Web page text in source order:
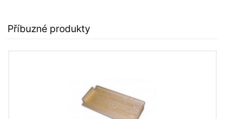
Příbuzné produkty